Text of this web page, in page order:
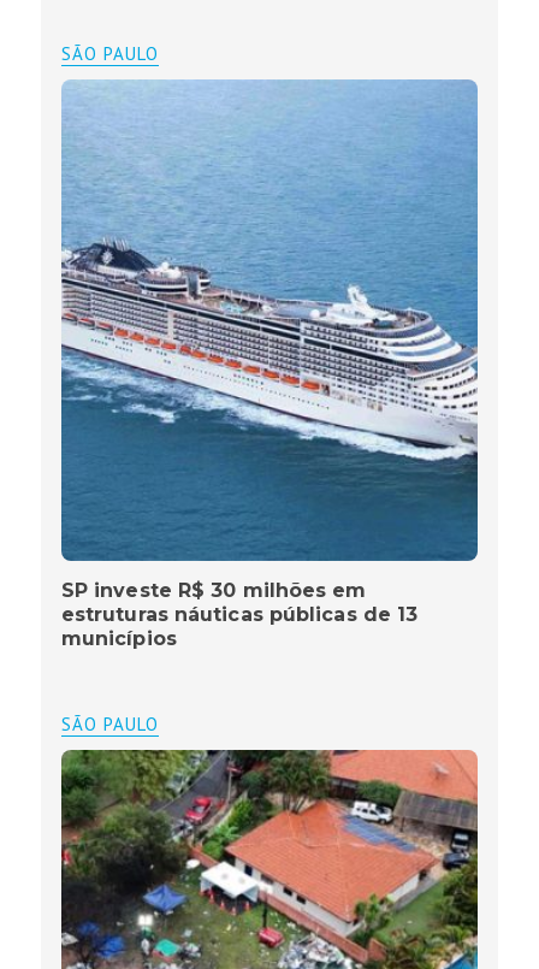
SÃO PAULO
SP investe R$ 30 milhões em
estruturas náuticas públicas de 13
municípios
SÃO PAULO